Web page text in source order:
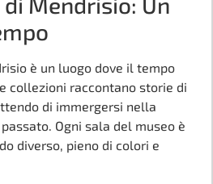
è un luogo dove il tempo
collezioni raccontano storie di
di immergersi nella
Ogni sala del museo è
diverso, pieno di colori e